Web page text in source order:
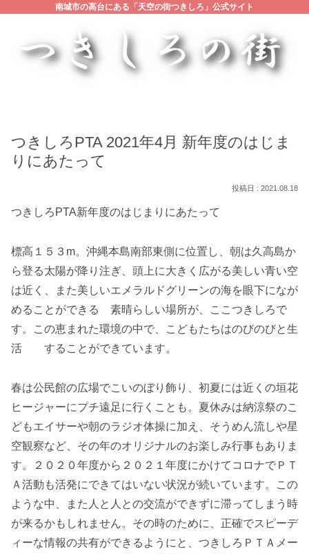
南城市の高台にある「天空の街つきしろ」公式サイト
つきしろPTA 2021年4月 新年度のはじま
りにあたって
2021.08.18
つきしろPTA新年度のはじまりにあたって
標高１５３m。沖縄本島南部東側に位置し、朝は久高島か
ら登る太陽が降り注ぎ、頭上に大きく広がる美しい青い空
は近く、また美しいエメラルドグリーンの海を眼下になが
めることができる 素晴らしい場所が、ここつきしろで
す。この恵まれた環境の中で、こどもたちはのびのびと生
活 することができています。
春は公民館の広場でこいのぼり飾り、初夏には近くの垣花
ヒージャーにプチ遠足に行くことも。夏休みは納涼祭のこ
どもエイサーや朝のラジオ体操に加え、そうめん流しや星
空観察など、その年のオリジナルのお楽しみ行事もありま
す。２０２０年度から２０２１年度にかけてコロナでＰＴ
Ａ活動も活発にできてはいない状況が続いています。この
ような中、また人と人との交流ができずに滞ってしまう時
が来るかもしれません。その時のために、正確でスピーデ
ィーな情報の共有ができるようにと、つきしろＰＴＡメー